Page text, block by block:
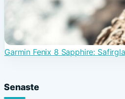
Garmin Fenix 8 Sapphire:
Senaste